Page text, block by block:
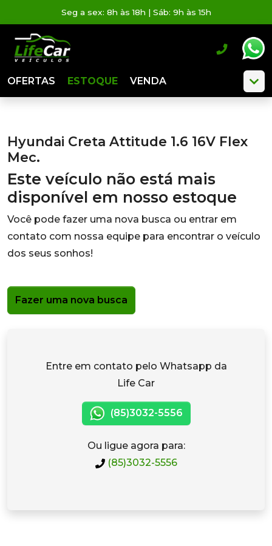
Seg a sex: 8h às 18h | Sáb: 9h às 15h
OFERTAS ESTOQUE VENDA
Hyundai Creta Attitude 1.6 16V Flex
Mec.
Este veículo não está mais
disponível em nosso estoque
Você pode fazer uma nova busca ou entrar em
contato com nossa equipe para encontrar o veículo
dos seus sonhos!
Fazer uma nova busca
Entre em contato pelo Whatsapp da
Life Car
(85)3032-5556
Ou ligue agora para:
(85)3032-5556